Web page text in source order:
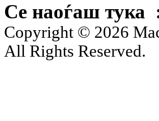
Се наоѓаш тука
Copyright © 2026
All Rights Reserved.